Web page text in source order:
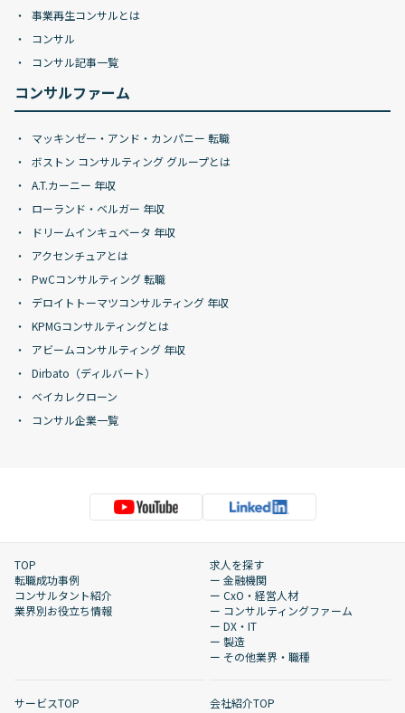
事業再生コンサルとは
コンサル
コンサル記事一覧
コンサルファーム
マッキンゼー・アンド・カンパニー 転職
ボストン コンサルティング グループとは
A.T.カーニー 年収
ローランド・ベルガー 年収
ドリームインキュベータ 年収
アクセンチュアとは
PwCコンサルティング 転職
デロイトトーマツコンサルティング 年収
KPMGコンサルティングとは
アビームコンサルティング 年収
Dirbato（ディルバート）
ベイカレクローン
コンサル企業一覧
TOP
転職成功事例
コンサルタント紹介
業界別お役立ち情報
求人を探す
ー 金融機関
ー CxO・経営人材
ー コンサルティングファーム
ー DX・IT
ー 製造
ー その他業界・職種
サービスTOP
会社紹介TOP